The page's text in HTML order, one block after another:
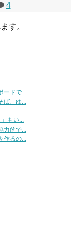
4
す。
ードで...
、ゆ...
もい...
的で...
作るの...